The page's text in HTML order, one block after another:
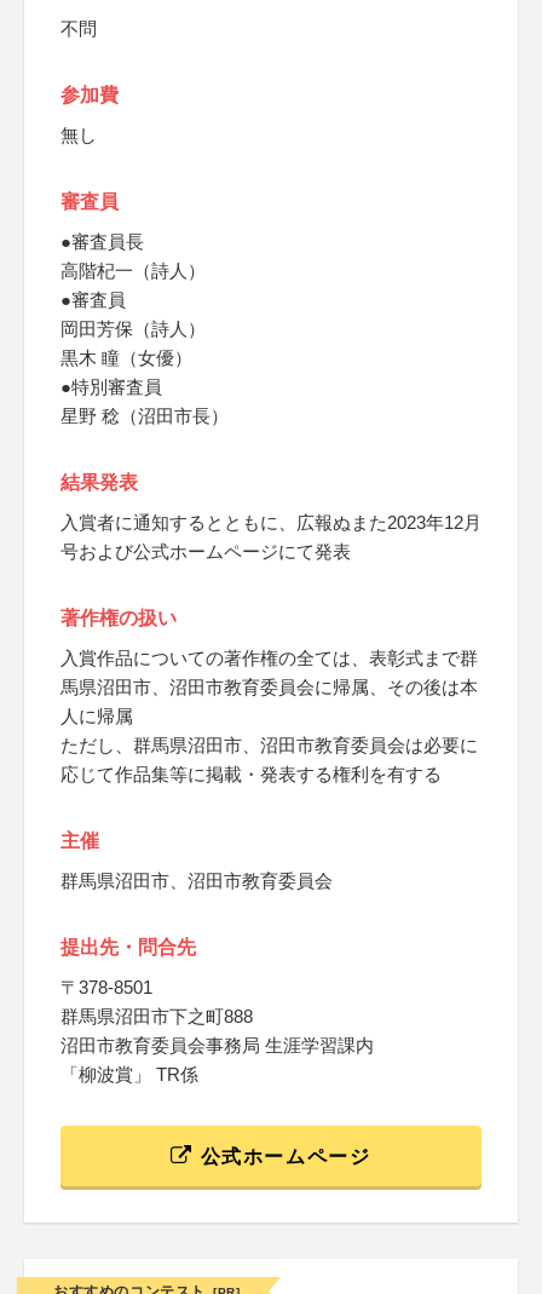
不問
参加費
無し
審査員
●審査員長
高階杞一（詩人）
●審査員
岡田芳保（詩人）
黒木 瞳（女優）
●特別審査員
星野 稔（沼田市長）
結果発表
入賞者に通知するとともに、広報ぬまた2023年12月
号および公式ホームページにて発表
著作権の扱い
入賞作品についての著作権の全ては、表彰式まで群
馬県沼田市、沼田市教育委員会に帰属、その後は本
人に帰属
ただし、群馬県沼田市、沼田市教育委員会は必要に
応じて作品集等に掲載・発表する権利を有する
主催
群馬県沼田市、沼田市教育委員会
提出先・問合先
〒378-8501
群馬県沼田市下之町888
沼田市教育委員会事務局 生涯学習課内
「柳波賞」 TR係
公式ホームページ